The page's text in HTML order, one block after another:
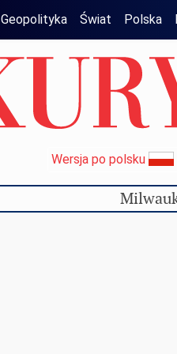
Geopolityka Świat Polska
Wersja po polsku